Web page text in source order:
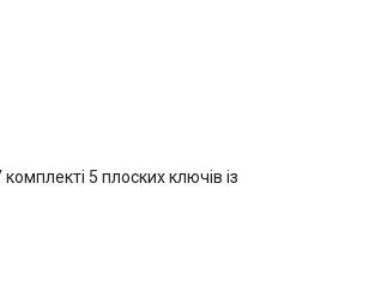
5 плоских ключів із